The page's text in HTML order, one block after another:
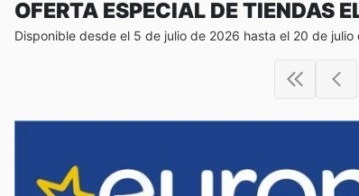
OFERTA ESPECIAL DE TIENDAS
Disponible desde el 5 de julio de 2026 hasta el 20 de julio